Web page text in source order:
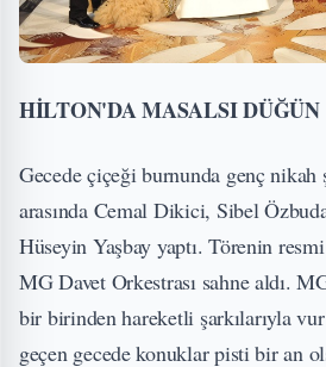
HİLTON'DA MASALSI DÜĞÜN
Gecede çiçeği burnunda genç
arasında Cemal Dikici, Sibel
Hüseyin Yaşbay yaptı. Törenin
MG Davet Orkestrası sahne aldı.
bir birinden hareketli şarkılarıyla vur
geçen gecede konuklar pisti bir an